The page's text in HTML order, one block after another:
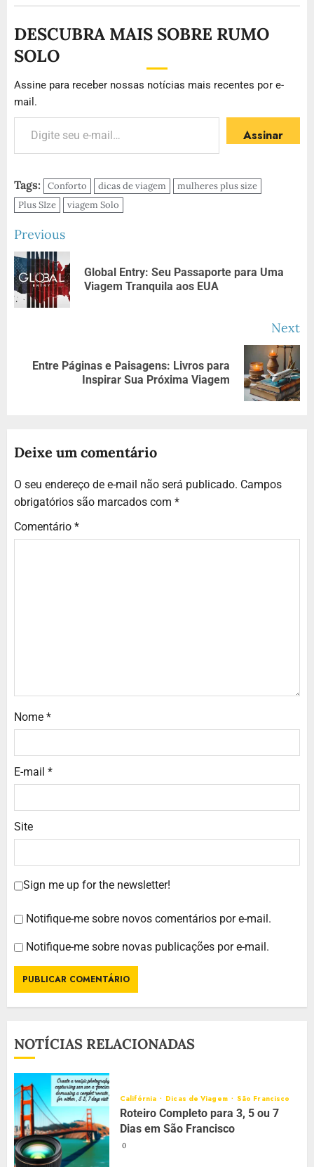
DESCUBRA MAIS SOBRE RUMO
SOLO
Assine para receber nossas notícias mais recentes por e-
mail.
Assinar
Tags: Conforto dicas de viagem
mulheres plus size
Plus SIze
viagem Solo
Previous
Global Entry: Seu Passaporte para Uma
Viagem Tranquila aos EUA
Next
Entre Páginas e Paisagens: Livros para
Inspirar Sua Próxima Viagem
Deixe um comentário
O seu endereço de e-mail não será publicado. Campos
obrigatórios são marcados com *
Comentário *
Nome *
E-mail *
Site
Sign me up for the newsletter!
Notifique-me sobre novos comentários por e-mail.
Notifique-me sobre novas publicações por e-mail.
NOTÍCIAS RELACIONADAS
Califórnia Dicas de Viagem São Francisco
Roteiro Completo para 3, 5 ou 7
Dias em São Francisco
0